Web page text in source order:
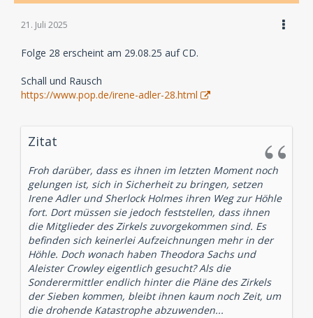
21. Juli 2025
Folge 28 erscheint am 29.08.25 auf CD.
Schall und Rausch
https://www.pop.de/irene-adler-28.html
Zitat
Froh darüber, dass es ihnen im letzten Moment noch
gelungen ist, sich in Sicherheit zu bringen, setzen
Irene Adler und Sherlock Holmes ihren Weg zur Höhle
fort. Dort müssen sie jedoch feststellen, dass ihnen
die Mitglieder des Zirkels zuvorgekommen sind. Es
befinden sich keinerlei Aufzeichnungen mehr in der
Höhle. Doch wonach haben Theodora Sachs und
Aleister Crowley eigentlich gesucht? Als die
Sonderermittler endlich hinter die Pläne des Zirkels
der Sieben kommen, bleibt ihnen kaum noch Zeit, um
die drohende Katastrophe abzuwenden...